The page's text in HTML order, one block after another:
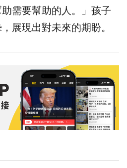
需要幫助的人。」孩子
展現出對未來的期盼。